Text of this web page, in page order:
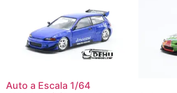
Auto a Escala 1/64